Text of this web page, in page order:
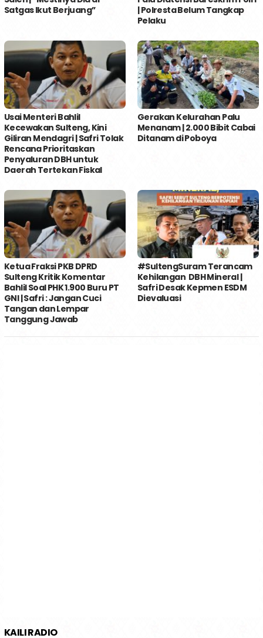
Satgas Ikut Berjuang’’
| Polresta Belum Tangkap
Pelaku
Usai Menteri Bahlil
Kecewakan Sulteng, Kini
Giliran Mendagri | Safri Tolak
Rencana Prioritaskan
Penyaluran DBH untuk
Daerah Tertekan Fiskal
Gerakan Kelurahan Palu
Menanam | 2.000 Bibit Cabai
Ditanam di Poboya
Ketua Fraksi PKB DPRD
Sulteng Kritik Komentar
Bahlil Soal PHK 1.900 Buru PT
GNI | Safri : Jangan Cuci
Tangan dan Lempar
Tanggung Jawab
#SultengSuram Terancam
Kehilangan DBH Mineral |
Safri Desak Kepmen ESDM
Dievaluasi
KAILI RADIO